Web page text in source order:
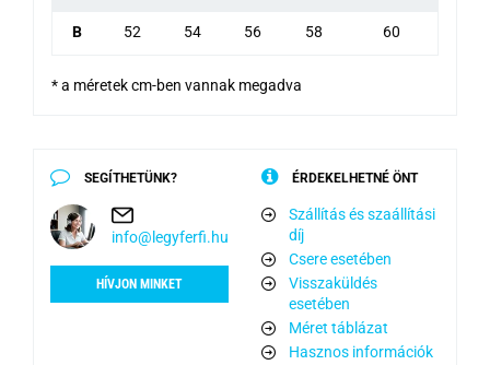
B 52 54 56 58 60
* a méretek cm-ben vannak megadva
SEGÍTHETÜNK?
info@legyferfi.hu
HÍVJON MINKET
ÉRDEKELHETNÉ ÖNT
Szállítás és szaállítási
díj
Csere esetében
Visszaküldés
esetében
Méret táblázat
Hasznos információk